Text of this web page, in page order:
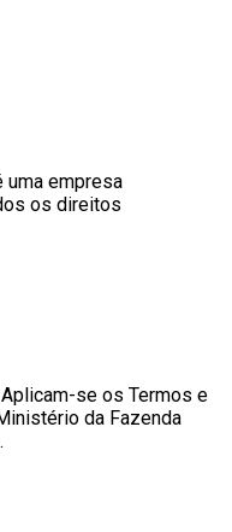
uma empresa
os direitos
se os Termos e
da Fazenda